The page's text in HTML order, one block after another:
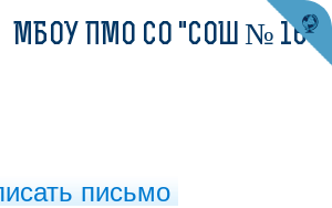
МБОУ ПМО СО "СОШ № 16"
письмо